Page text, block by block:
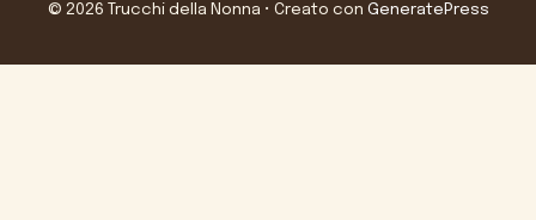
© 2026 Trucchi della Nonna • Creato con GeneratePress